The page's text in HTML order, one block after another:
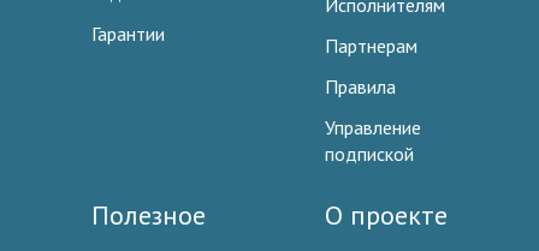
Гарантии
Исполнителям
Партнерам
Правила
Управление
подпиской
Полезное О проекте